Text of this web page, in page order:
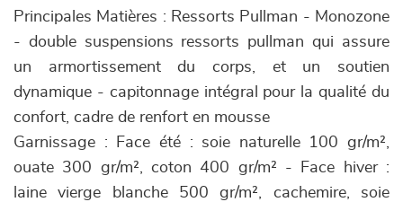
Principales Matières : Ressorts Pullman - Monozone
- double suspensions ressorts pullman qui assure
un armortissement du corps, et un soutien
dynamique - capitonnage intégral pour la qualité du
confort, cadre de renfort en mousse
Garnissage : Face été : soie naturelle 100 gr/m²,
ouate 300 gr/m², coton 400 gr/m² - Face hiver :
laine vierge blanche 500 gr/m², cachemire, soie